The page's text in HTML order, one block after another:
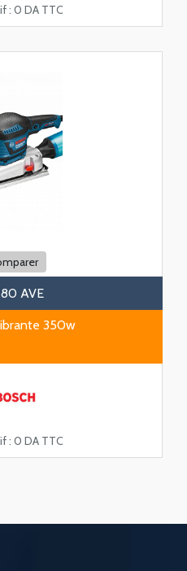
: 0 DA TTC
AVE
350w
: 0 DA TTC